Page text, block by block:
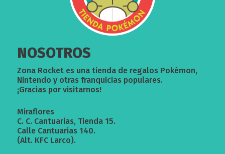
NOSOTROS
Zona Rocket es una tienda de regalos Pokémon,
Nintendo y otras franquicias populares.
¡Gracias por visitarnos!
Miraflores
C. C. Cantuarias, Tienda 15.
Calle Cantuarias 140.
(Alt. KFC Larco).